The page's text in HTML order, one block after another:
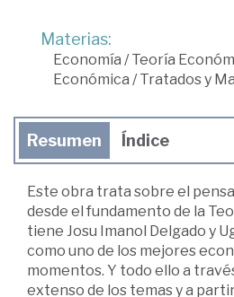
Materias:
Economía /Teoría
Económica /Tratados y
Resumen Índice
Este obra trata sobre el
desde el fundamento de la
tiene Josu Imanol Delgado y
como uno de los mejores
momentos. Y todo ello a
extenso de los temas y a